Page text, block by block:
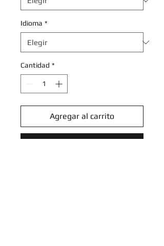
Idioma *
Cantidad *
Agregar al carrito